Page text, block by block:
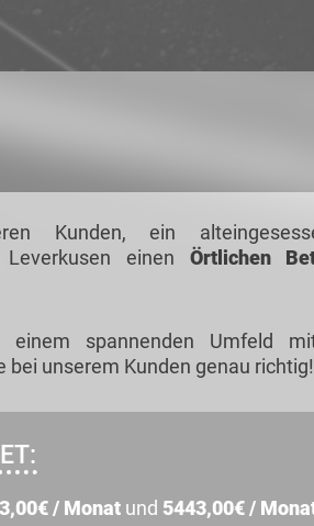
Kunden, ein
Leverkusen einen Örtlichen
spannenden Umfeld mit
bei unserem Kunden genau richtig!
/ Monat und 5443,00€ /